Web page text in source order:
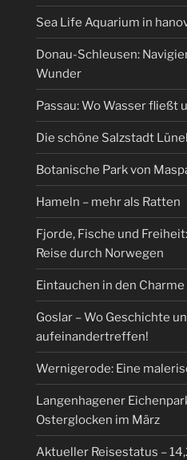
Sea Life Aquarium in
Donau-Schleusen:
Wunder
Passau: Wo Wasser fließt
Die schöne Salzstadt
Botanische Park von
Hameln – mehr als Ratten
Fjorde, Fische und
Reise durch Norwegen
Eintauchen in den
Goslar – Wo Geschichte
aufeinandertreffen!
Wernigerode: Eine
Langenhagener
Osterglocken im März
Aktueller Reisestatus –